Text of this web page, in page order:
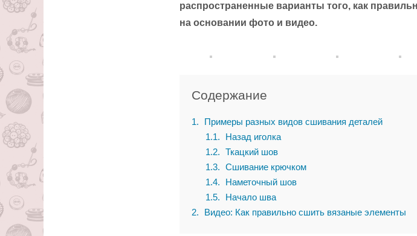
распространенные варианты того, как
на основании фото и видео.
Содержание
1
Примеры разных видов сшивания деталей
1.1
Назад иголка
1.2
Ткацкий шов
1.3
Сшивание крючком
1.4
Наметочный шов
1.5
Начало шва
2
Видео: Как правильно сшить вязаные элементы